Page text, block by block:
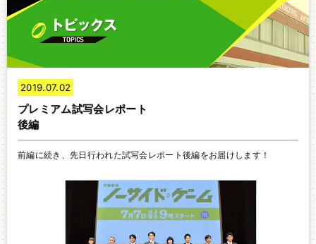
2019.07.02
プレミアム試写会レポート
後編
前編に続き、先日行われた試写会レポート後編をお届けします！